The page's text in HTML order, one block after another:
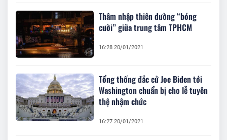
Thâm nhập thiên đường “bóng
cười” giữa trung tâm TPHCM
16:28 20/01/2021
Tổng thống đắc cử Joe Biden tới
Washington chuẩn bị cho lễ tuyên
thệ nhậm chức
16:27 20/01/2021